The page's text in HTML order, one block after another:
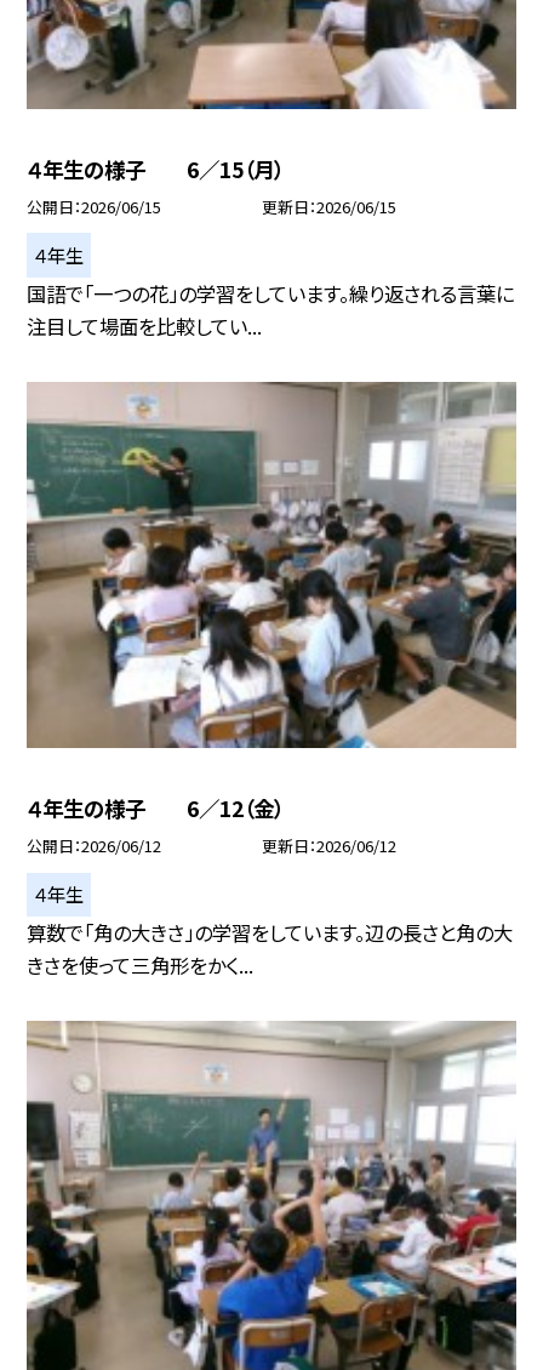
４年生の様子 6／15（月）
公開日 2026/06/15 更新日 2026/06/15
４年生
国語で「一つの花」の学習をしています。繰り返される言葉に
注目して場面を比較してい...
４年生の様子 6／12（金）
公開日 2026/06/12 更新日 2026/06/12
４年生
算数で「角の大きさ」の学習をしています。辺の長さと角の大
きさを使って三角形をかく...